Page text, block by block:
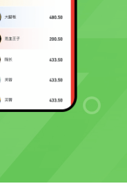
式
| 人